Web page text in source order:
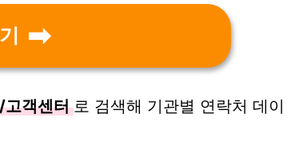
고객센터 로 검색해 기관별 연락처 데이